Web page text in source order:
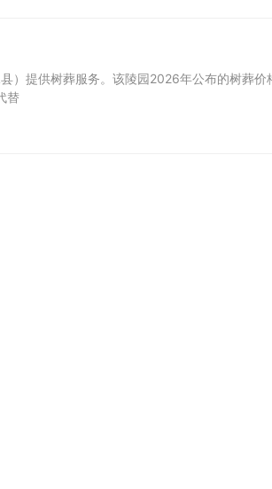
）提供树葬服务。该陵园2026年公布的树葬价
替